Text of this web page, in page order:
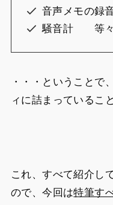
音声メモの録
騒音計 等々
・・・ということで
ィに詰まっているこ
これ、すべて紹介し
ので、今回は特筆す